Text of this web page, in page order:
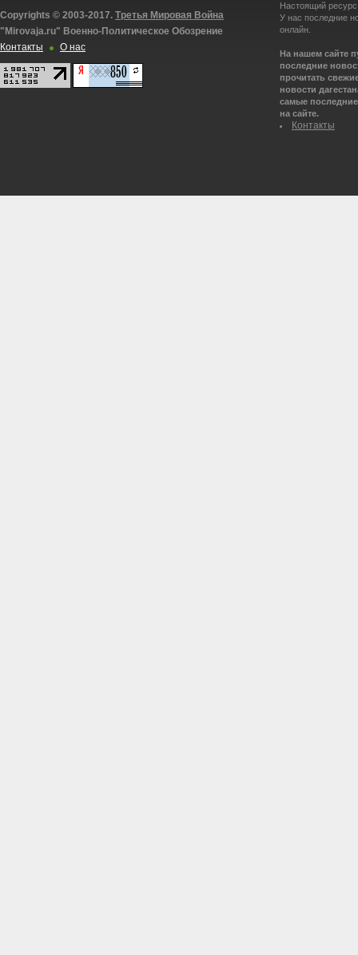
Copyrights © 2003-2017. Третья Мировая Война
"Mirovaja.ru" Военно-Политическое Обозрение
Контакты
О нас
Настоящий
У нас последние
онлайн.
На нашем сайте
последние
прочитать
новости
самые
на сайте.
Контакты